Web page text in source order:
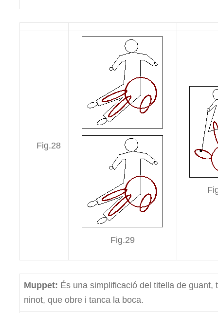
Fig.28
Fig.29
Muppet: És una simplificació del titella de
ninot, que obre i tanca la boca.